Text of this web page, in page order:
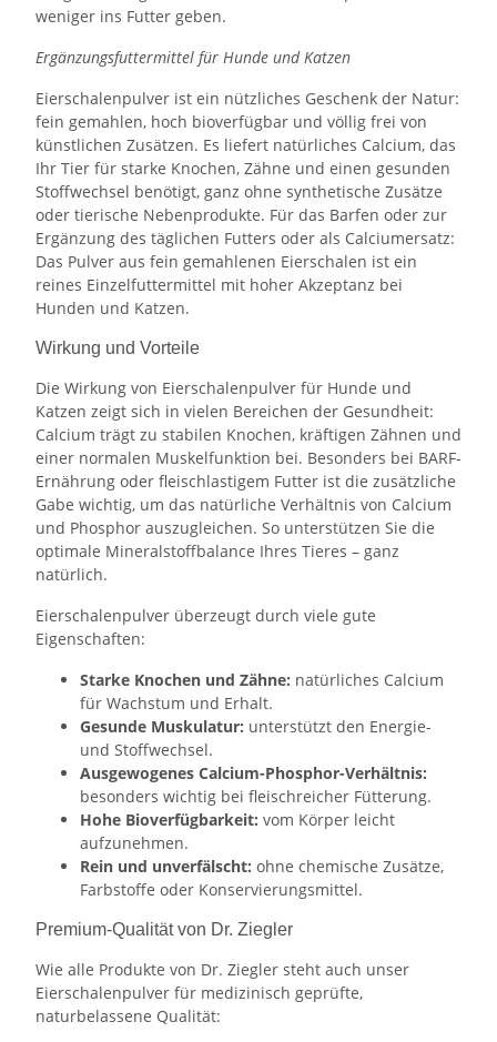
weniger ins Futter geben.
Ergänzungsfuttermittel für Hunde und Katzen
Eierschalenpulver ist ein nützliches Geschenk der Natur:
fein gemahlen, hoch bioverfügbar und völlig frei von
künstlichen Zusätzen. Es liefert natürliches Calcium, das
Ihr Tier für starke Knochen, Zähne und einen gesunden
Stoffwechsel benötigt, ganz ohne synthetische Zusätze
oder tierische Nebenprodukte. Für das Barfen oder zur
Ergänzung des täglichen Futters oder als Calciumersatz:
Das Pulver aus fein gemahlenen Eierschalen ist ein
reines Einzelfuttermittel mit hoher Akzeptanz bei
Hunden und Katzen.
Wirkung und Vorteile
Die Wirkung von Eierschalenpulver für Hunde und
Katzen zeigt sich in vielen Bereichen der Gesundheit:
Calcium trägt zu stabilen Knochen, kräftigen Zähnen und
einer normalen Muskelfunktion bei. Besonders bei BARF-
Ernährung oder fleischlastigem Futter ist die zusätzliche
Gabe wichtig, um das natürliche Verhältnis von Calcium
und Phosphor auszugleichen. So unterstützen Sie die
optimale Mineralstoffbalance Ihres Tieres – ganz
natürlich.
Eierschalenpulver überzeugt durch viele gute
Eigenschaften:
Starke Knochen und Zähne: natürliches Calcium
für Wachstum und Erhalt.
Gesunde Muskulatur: unterstützt den Energie-
und Stoffwechsel.
Ausgewogenes Calcium-Phosphor-Verhältnis:
besonders wichtig bei fleischreicher Fütterung.
Hohe Bioverfügbarkeit: vom Körper leicht
aufzunehmen.
Rein und unverfälscht: ohne chemische Zusätze,
Farbstoffe oder Konservierungsmittel.
Premium-Qualität von Dr. Ziegler
Wie alle Produkte von Dr. Ziegler steht auch unser
Eierschalenpulver für medizinisch geprüfte,
naturbelassene Qualität: